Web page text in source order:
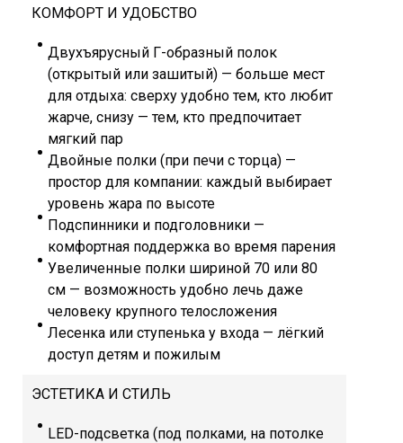
КОМФОРТ И УДОБСТВО
Двухъярусный Г-образный полок
(открытый или зашитый) — больше мест
для отдыха: сверху удобно тем, кто любит
жарче, снизу — тем, кто предпочитает
мягкий пар
Двойные полки (при печи с торца) —
простор для компании: каждый выбирает
уровень жара по высоте
Подспинники и подголовники —
комфортная поддержка во время парения
Увеличенные полки шириной 70 или 80
см — возможность удобно лечь даже
человеку крупного телосложения
Лесенка или ступенька у входа — лёгкий
доступ детям и пожилым
ЭСТЕТИКА И СТИЛЬ
LED-подсветка (под полками, на потолке